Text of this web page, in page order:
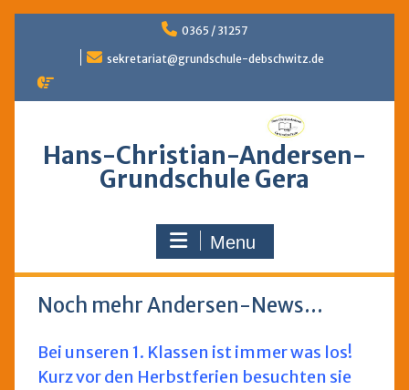
0365 / 31257
sekretariat@grundschule-debschwitz.de
Hans-Christian-Andersen-
Grundschule Gera
Menu
Noch mehr Andersen-News…
Bei unseren 1. Klassen ist immer was los!
Kurz vor den Herbstferien besuchten sie